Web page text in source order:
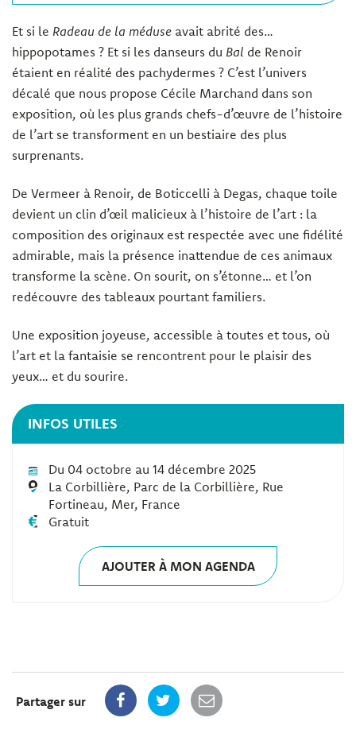
Et si le Radeau de la méduse avait abrité des…
hippopotames ? Et si les danseurs du Bal de Renoir
étaient en réalité des pachydermes ? C’est l’univers
décalé que nous propose Cécile Marchand dans son
exposition, où les plus grands chefs-d’œuvre de l’histoire
de l’art se transforment en un bestiaire des plus
surprenants.
De Vermeer à Renoir, de Boticcelli à Degas, chaque toile
devient un clin d’œil malicieux à l’histoire de l’art : la
composition des originaux est respectée avec une fidélité
admirable, mais la présence inattendue de ces animaux
transforme la scène. On sourit, on s’étonne… et l’on
redécouvre des tableaux pourtant familiers.
Une exposition joyeuse, accessible à toutes et tous, où
l’art et la fantaisie se rencontrent pour le plaisir des
yeux… et du sourire.
INFOS UTILES
Du 04 octobre au 14 décembre 2025
La Corbillière, Parc de la Corbillière, Rue
Fortineau, Mer, France
Gratuit
AJOUTER À MON AGENDA
Partager sur